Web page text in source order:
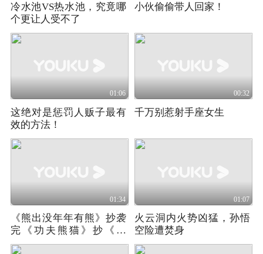
冷水池VS热水池，究竟哪
个更让人受不了
小伙偷偷带人回家！
01:06
这绝对是惩罚人贩子最有
效的方法！
00:32
千万别惹射手座女生
01:34
《熊出没年年有熊》抄袭
完《功夫熊猫》抄《哪
吒》
01:07
火云洞内火势凶猛，孙悟
空险遭焚身